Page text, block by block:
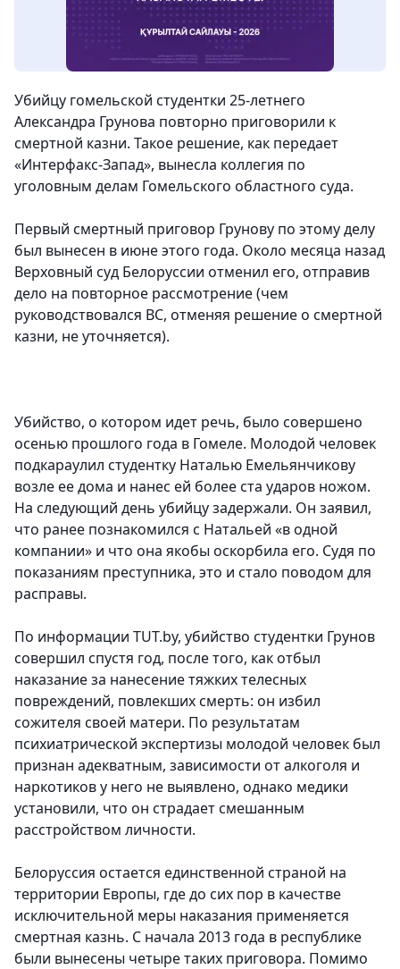
Убийцу гомельской студентки 25-летнего
Александра Грунова повторно приговорили к
смертной казни. Такое решение, как передает
«Интерфакс-Запад», вынесла коллегия по
уголовным делам Гомельского областного суда.
Первый смертный приговор Грунову по этому делу
был вынесен в июне этого года. Около месяца назад
Верховный суд Белоруссии отменил его, отправив
дело на повторное рассмотрение (чем
руководствовался ВС, отменяя решение о смертной
казни, не уточняется).
Убийство, о котором идет речь, было совершено
осенью прошлого года в Гомеле. Молодой человек
подкараулил студентку Наталью Емельянчикову
возле ее дома и нанес ей более ста ударов ножом.
На следующий день убийцу задержали. Он заявил,
что ранее познакомился с Натальей «в одной
компании» и что она якобы оскорбила его. Судя по
показаниям преступника, это и стало поводом для
расправы.
По информации TUT.by, убийство студентки Грунов
совершил спустя год, после того, как отбыл
наказание за нанесение тяжких телесных
повреждений, повлекших смерть: он избил
сожителя своей матери. По результатам
психиатрической экспертизы молодой человек был
признан адекватным, зависимости от алкоголя и
наркотиков у него не выявлено, однако медики
установили, что он страдает смешанным
расстройством личности.
Белоруссия остается единственной страной на
территории Европы, где до сих пор в качестве
исключительной меры наказания применяется
смертная казнь. С начала 2013 года в республике
были вынесены четыре таких приговора. Помимо